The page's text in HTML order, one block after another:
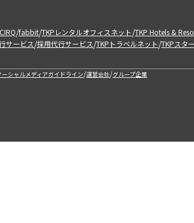
CIRQ/fabbit/TKPレンタルオフィスネット/TKP Hotels &
サービス/採用代行サービス/TKPトラベルネット/TKPスタ
ーシャルメディアガイドライン/運営会社/グループ企業